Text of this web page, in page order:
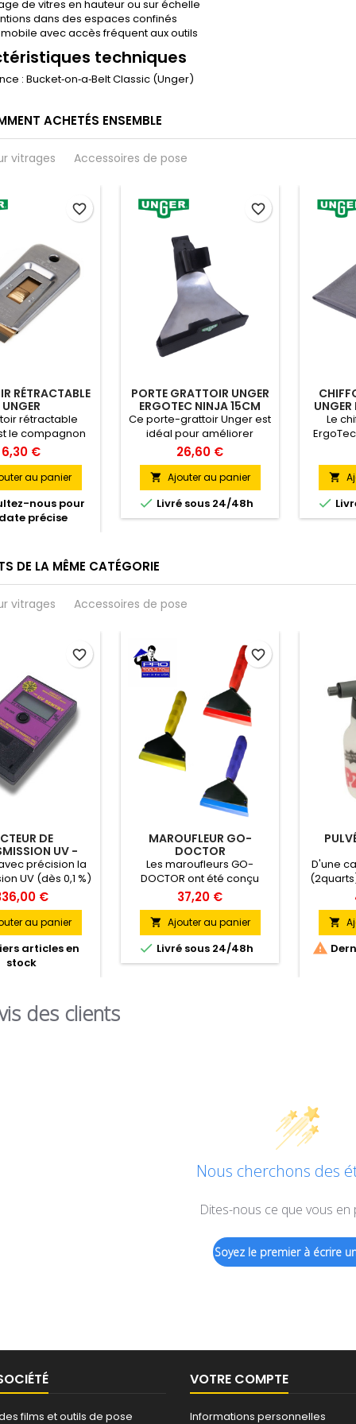
de vitres en hauteur ou sur échelle
dans des espaces confinés
avec accès fréquent aux outils
techniques
: Bucket‑on‑a‑Belt Classic (Unger)
ACHETÉS ENSEMBLE
vitrages Accessoires de pose
RÉTRACTABLE
UNGER
rétractable
le compagnon
pour les
de la vitrerie
signalétique qui
un outil fiable,
et sécurisé. Sa
permet une
précision.
6,30 €
au panier
nous pour
précise
favorite_border
PORTE GRATTOIR UNGER
ERGOTEC NINJA 15CM
Ce porte-grattoir Unger est
idéal pour améliorer
l’ergonomie de vos
interventions. Il protège
votre outil et facilite son
accès à tout moment, pour
un travail plus fluide et
sécurisé.
26,60 €
 Ajouter au panier
 Livré sous 24/48h
favorite_border
Le
et sans


DE LA MÊME CATÉGORIE
vitrages Accessoires de pose
DE
UV -
EDTMprécision la
UV (dès 0,1 %)
du verre ou du
pour mesurer
l'efficacité anti-
des films.
€
au panier
articles en
stock
favorite_border
MAROUFLEUR GO-
DOCTOR
Les maroufleurs GO-
DOCTOR ont été conçu
pour un meilleur confort
d’utilisation et une efficacité
optimale. Le manche à
structure en « I » permet
une préhension parfaite.
37,20 €
 Ajouter au panier
 Livré sous 24/48h
favorite_border
D'une
est
robuste


des clients
Nous cherchons des
Dites-nous ce que vous en
Soyez le premier à écrire
films et outils de pose
VOTRE COMPTE
Informations personnelles